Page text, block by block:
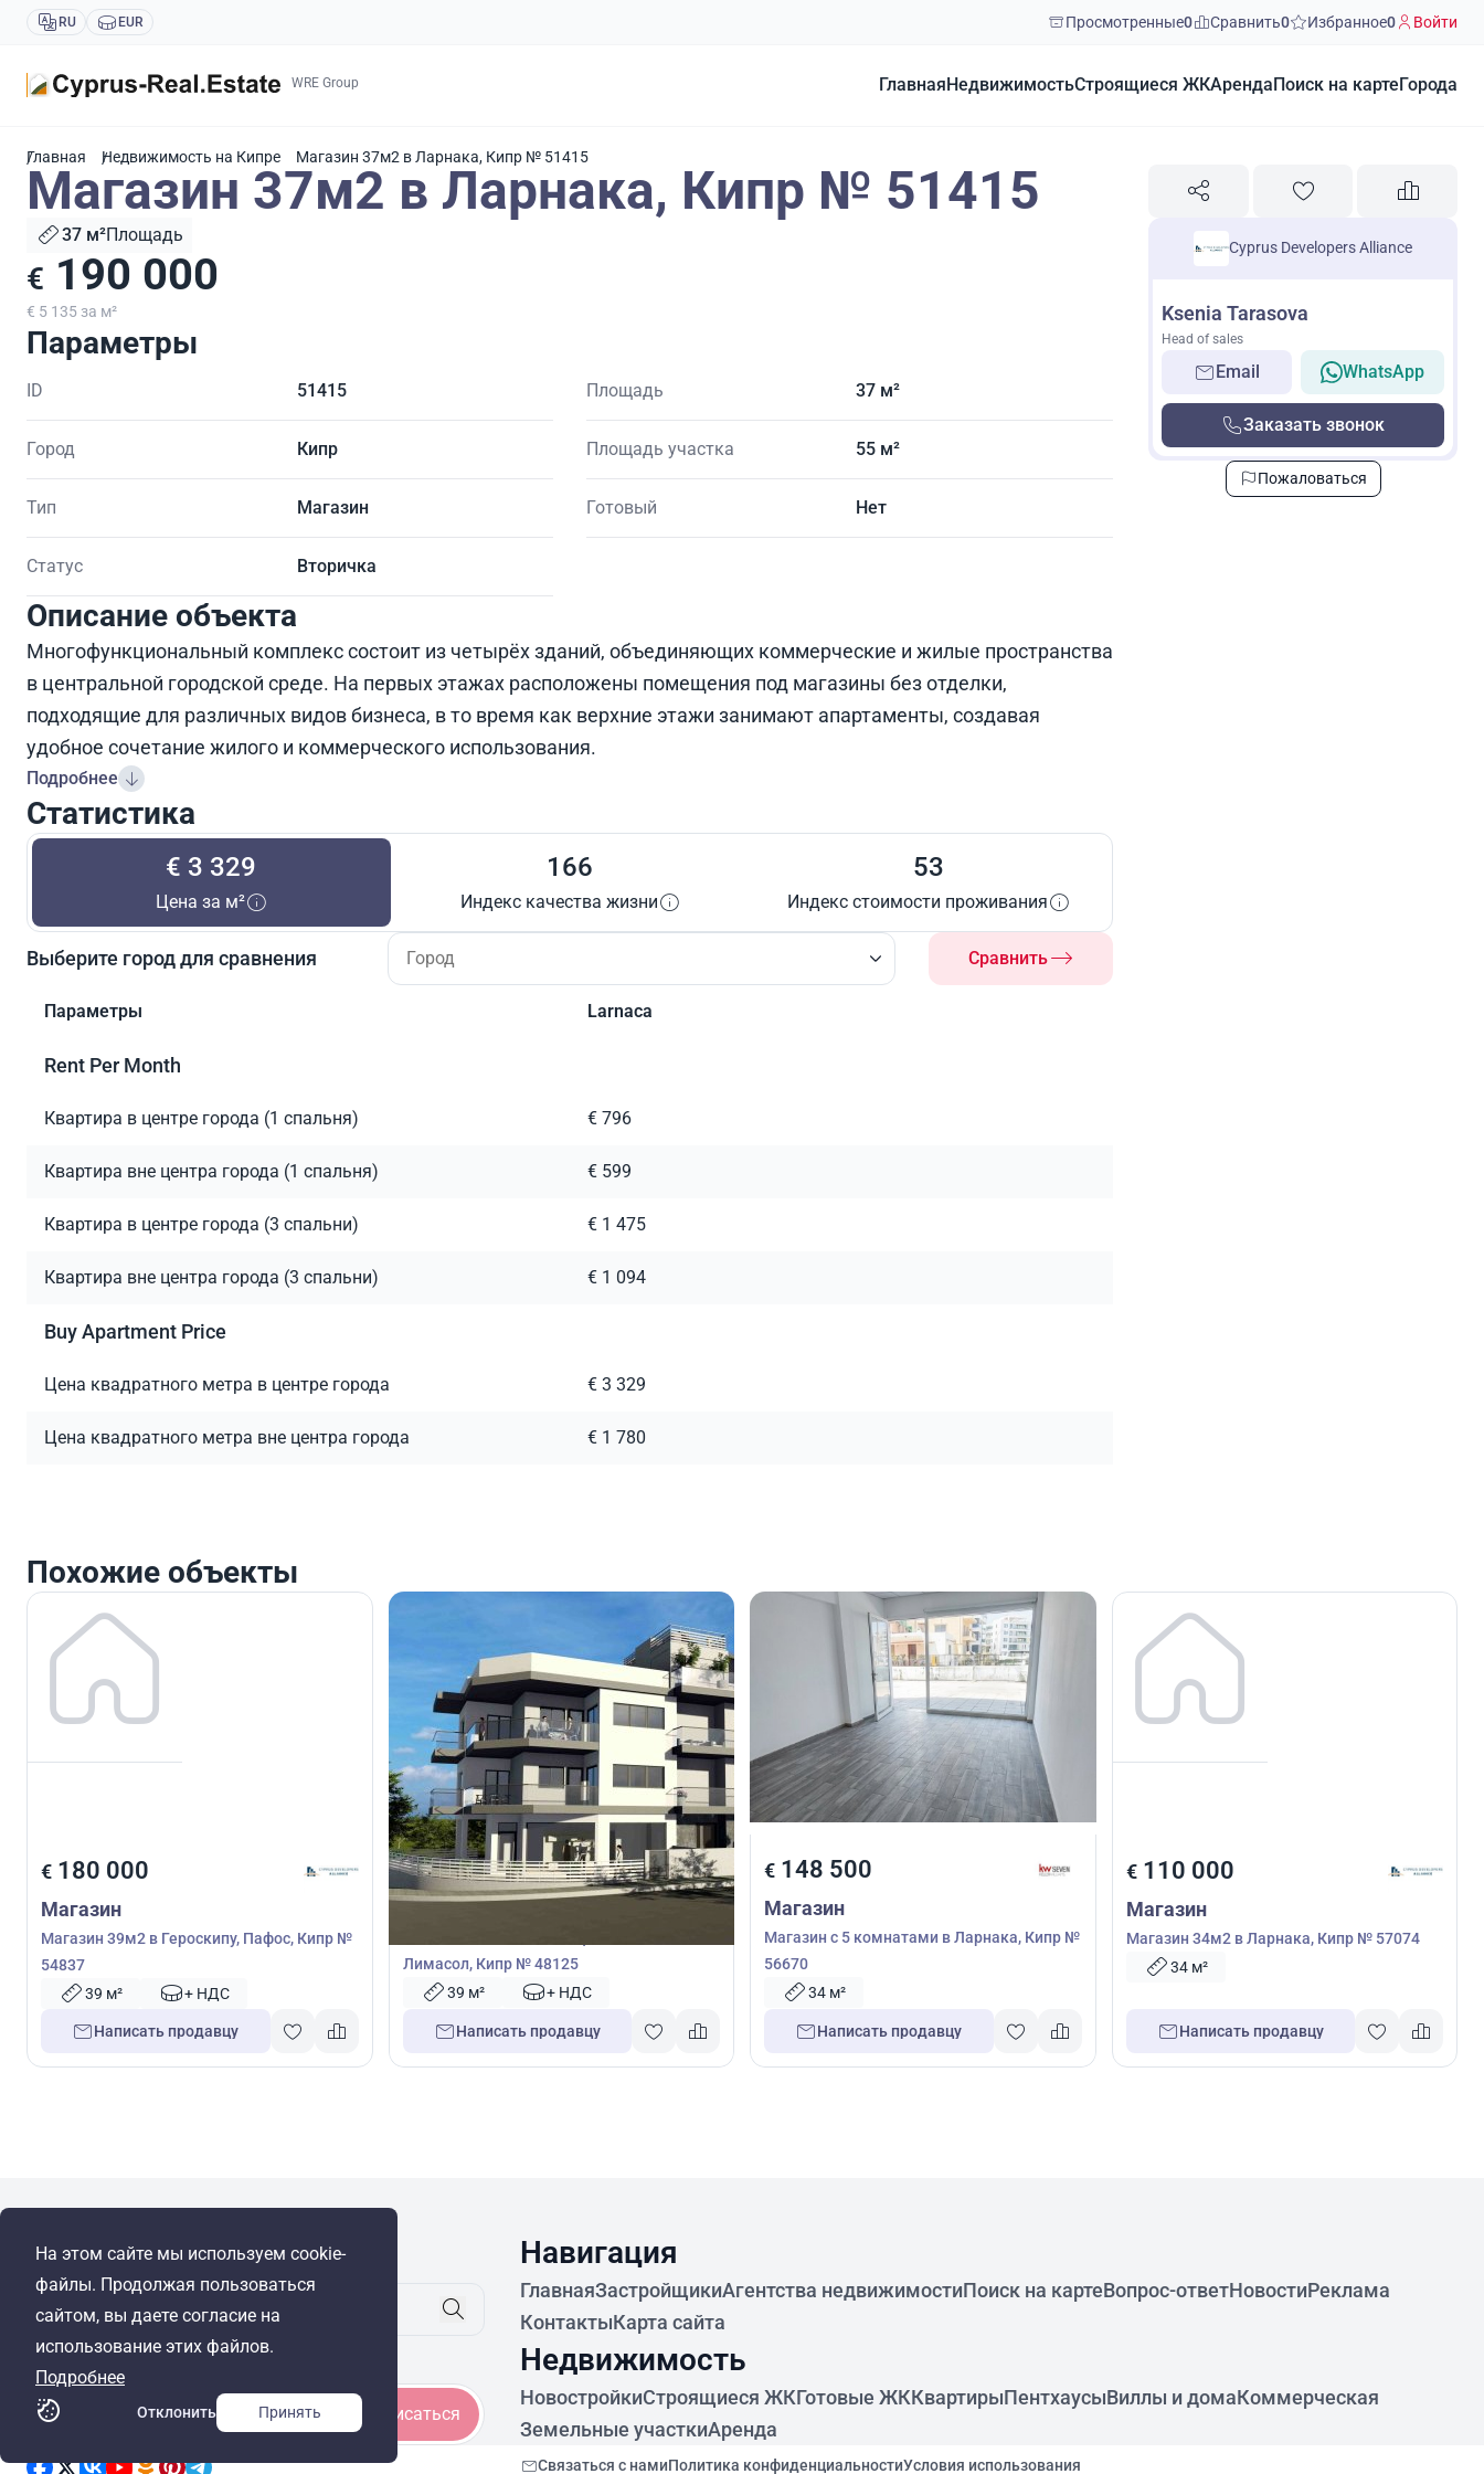
RU EUR Просмотренные0 Сравнить0 Избранное0 Войти
WRE Group Главная НедвижимостьСтроящиеся ЖКАренда Поиск на карте Города
Главная Недвижимость на Кипре Магазин 37м2 в Ларнака, Кипр № 51415
Магазин 37м2 в Ларнака, Кипр № 51415
37 м²Площадь
€ 190 000
€ 5 135 за м²
Параметры
ID 51415
Город Кипр
Тип Магазин
Статус Вторичка
Площадь 37 м²
Площадь участка 55 м²
Готовый Нет
Описание объекта
Многофункциональный комплекс состоит из четырёх зданий, объединяющих коммерческие и жилые пространства
в центральной городской среде. На первых этажах расположены помещения под магазины без отделки,
подходящие для различных видов бизнеса, в то время как верхние этажи занимают апартаменты, создавая
удобное сочетание жилого и коммерческого использования.
Подробнее
Статистика
€ 3 329
Цена за м²
166
Индекс качества жизни
53
Индекс стоимости проживания
Выберите город для сравнения Сравнить
Параметры Larnaca
Rent Per Month
Квартира в центре города (1 спальня) € 796
Квартира вне центра города (1 спальня) € 599
Квартира в центре города (3 спальни) € 1 475
Квартира вне центра города (3 спальни) € 1 094
Buy Apartment Price
Цена квадратного метра в центре города € 3 329
Цена квадратного метра вне центра города € 1 780
Cyprus Developers Alliance
Ksenia Tarasova
Head of sales
Email WhatsApp
Заказать звонок
Пожаловаться
Похожие объекты
€ 180 000
Магазин
Магазин 39м2 в Героскипу, Пафос, Кипр №
54837
39 м²
+ НДС
Написать продавцу
€250 000
Магазин
Лимасол, Кипр № 48125
39 м²
+ НДС
Написать продавцу
€ 148 500
Магазин
Магазин с 5 комнатами в Ларнака, Кипр №
56670
34 м²
Написать продавцу
€110 000
Магазин
Магазин 34м2 в Ларнака, Кипр № 57074
34 м²
Написать продавцу
На этом сайте мы используем cookie-
файлы. Продолжая пользоваться
сайтом, вы даете согласие на
использование этих файлов.
Подробнее
Отклонить Принять
© Cyprus Realestate 2026. Все права защищены!
Будьте в курсе
Подписаться
Навигация
ГлавнаяЗастройщикиАгентства недвижимостиПоиск на картеВопрос-ответНовостиРеклама
КонтактыКарта сайта
Недвижимость
НовостройкиСтроящиеся ЖКГотовые ЖККвартирыПентхаусыВиллы и домаКоммерческая
Земельные участкиАренда
Связаться с намиПолитика конфиденциальностиУсловия использования